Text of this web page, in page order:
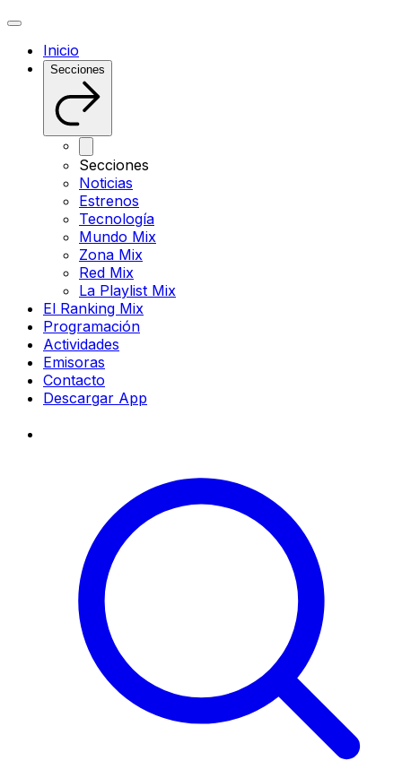
Inicio
Secciones
Secciones
Noticias
Estrenos
Tecnología
Mundo Mix
Zona Mix
Red Mix
La Playlist Mix
El Ranking Mix
Programación
Actividades
Emisoras
Contacto
Descargar App